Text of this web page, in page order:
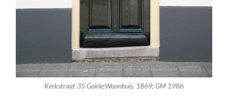
Kerkstraat 35 Goirle;Woonhuis, 1869; GM 1986